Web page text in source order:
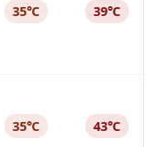
35℃ 39℃
35℃ 43℃